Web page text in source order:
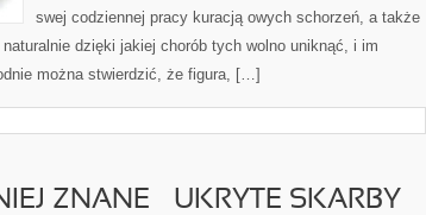
swej codziennej pracy kuracją owych schorzeń, a także
dzięki jakiej chorób tych wolno uniknąć, i im
można stwierdzić, że figura, […]
ZNANE – UKRYTE SKARBY